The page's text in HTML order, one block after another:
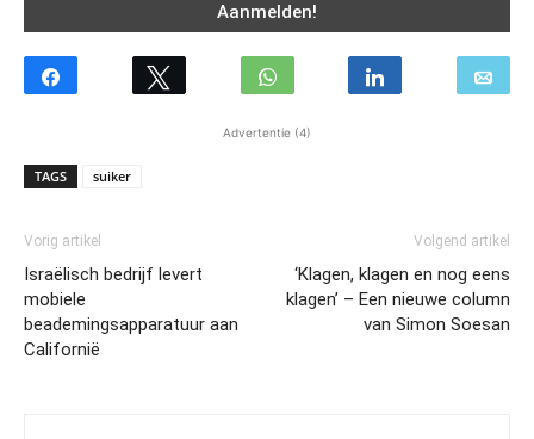
Advertentie (4)
TAGS suiker
Vorig artikel
Israëlisch bedrijf levert
mobiele
beademingsapparatuur aan
Californië
Volgend artikel
‘Klagen, klagen en nog eens
klagen’ – Een nieuwe column
van Simon Soesan